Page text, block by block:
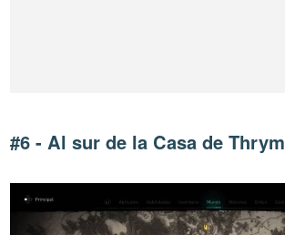
#6 - Al sur de la Casa de Thrym